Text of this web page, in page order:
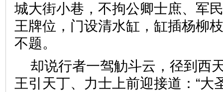
城大街小巷，不拘公卿士庶、军
王牌位，门设清水缸，缸插杨柳
不题。
却说行者一驾觔斗云，径到西
王引天丁、力士上前迎接道：“大